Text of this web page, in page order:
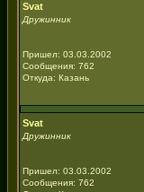
Svat
Дружинник
Пришел: 03.03.2002
Сообщения: 762
Откуда: Казань
Svat
Дружинник
Пришел: 03.03.2002
Сообщения: 762